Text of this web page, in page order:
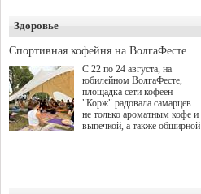
Здоровье
Спортивная кофейня на ВолгаФесте
С 22 по 24 августа, на
юбилейном ВолгаФесте,
площадка сети кофеен
"Корж" радовала самарцев
не только ароматным кофе и
выпечкой, а также обширной